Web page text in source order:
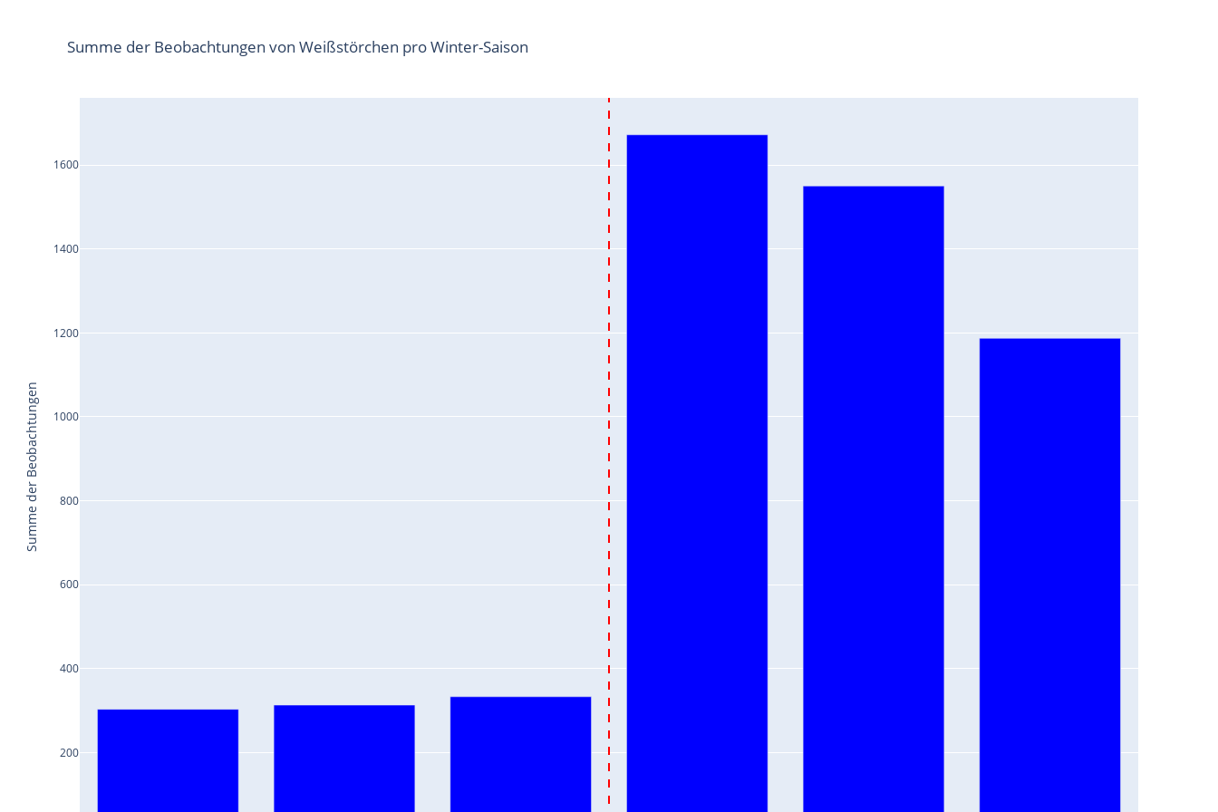
200
400
600
800
1000
1200
1400
1600
Summe der Beobachtungen von Weißstörchen pro Winter-Saison
Summe der Beobachtungen